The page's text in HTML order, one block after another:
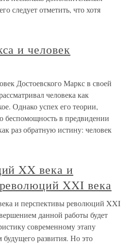
следует отметить, что хотя
и человек
Достоевского Маркс в своей
человека как
Однако успех его теории,
беспомощность в предвидении
раз обратную истину: человек
XX века и
XXI века
и перспективы революций XXI
данной работы будет
современному этапу
развития. Но это